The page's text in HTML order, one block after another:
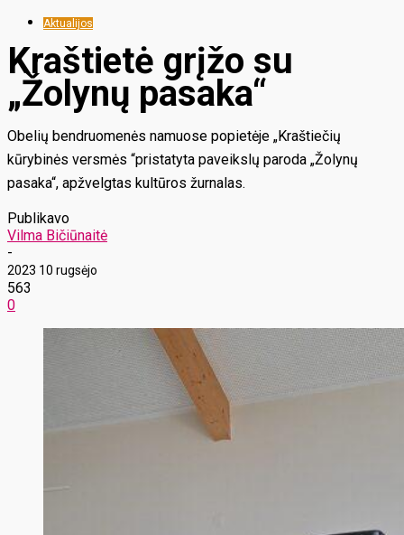
Aktualijos
Kraštietė grįžo su
„Žolynų pasaka“
Obelių bendruomenės namuose popietėje „Kraštiečių
kūrybinės versmės “pristatyta paveikslų paroda „Žolynų
pasaka“, apžvelgtas kultūros žurnalas.
Publikavo
Vilma Bičiūnaitė
-
2023 10 rugsėjo
563
0